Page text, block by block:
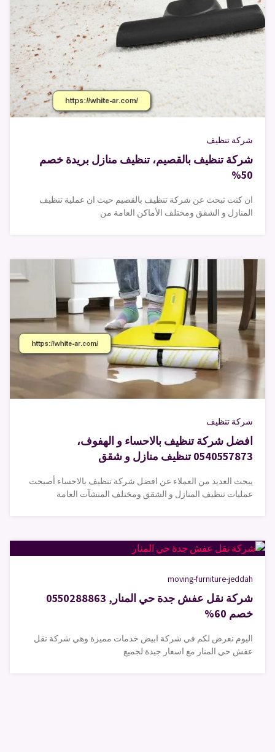
شركة تنظيف
شركة تنظيف بالقصيم، تنظيف منازل بريدة خصم
50%
ان كنت تبحث عن شركة تنظيف بالقصيم حيث ان عملية تنظيف
المنازل و الشقق ومختلف الأماكن العامة من
شركة تنظيف
افضل شركة تنظيف بالاحساء و الهفوف،
0540557873 تنظيف منازل و شقق
يبحث العديد من العملاء عن افضل شركة تنظيف بالاحساء أصبحت
عمليات تنظيف المنازل و الشقق ومختلف المنشآت العامة
moving-furniture-jeddah
شركة نقل عفش جدة حي المنار, 0550288863
خصم 60%
اليوم نعرض لكم في شركة ابيض خدمات مميزة وهي شركة نقل
عفش حي المنار مع اسعار جيدة لجميع